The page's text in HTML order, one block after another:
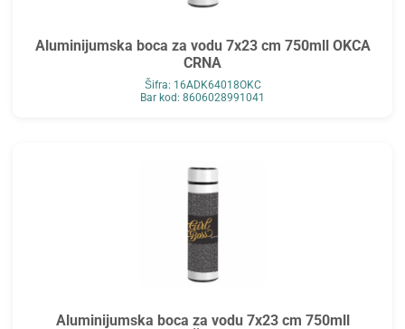
Aluminijumska boca za vodu 7x23 cm 750mll OKCA
CRNA
Šifra: 16ADK64018OKC
Bar kod: 8606028991041
Aluminijumska boca za vodu 7x23 cm 750mll